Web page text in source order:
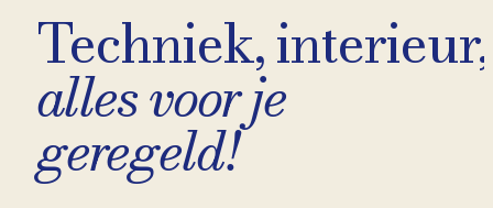
Techniek, interieur,
alles voor je
geregeld!